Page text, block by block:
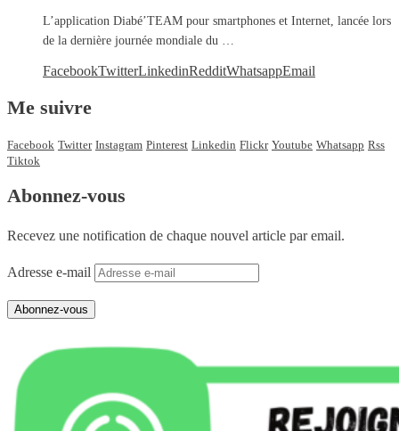
L’application Diabé’TEAM pour smartphones et Internet, lancée lors
de la dernière journée mondiale du …
FacebookTwitterLinkedinRedditWhatsappEmail
Me suivre
Facebook Twitter Instagram Pinterest Linkedin Flickr Youtube Whatsapp Rss
Tiktok
Abonnez-vous
Recevez une notification de chaque nouvel article par email.
Adresse e-mail
Abonnez-vous